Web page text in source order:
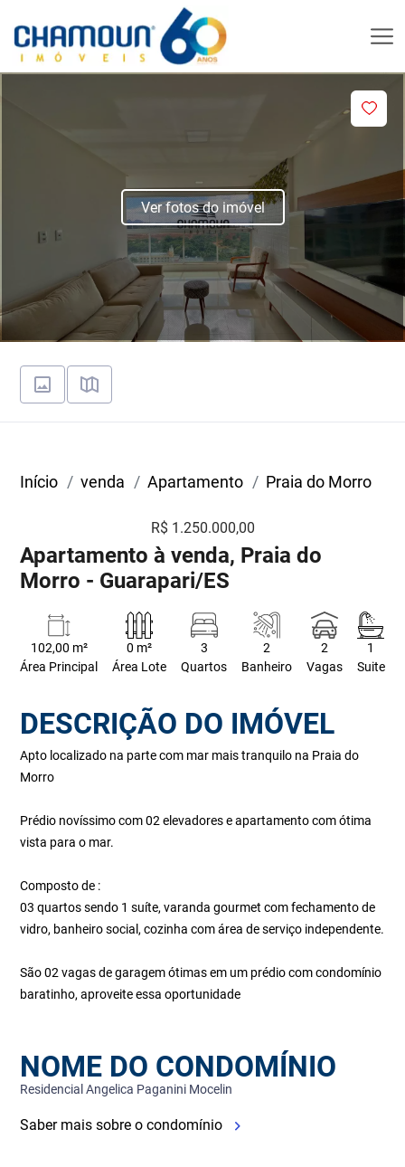
Ver fotos do imóvel
Início venda Apartamento Praia do Morro
R$ 1.250.000,00
Apartamento à venda, Praia do
Morro - Guarapari/ES
102,00 m²
Área Principal
0 m²
Área Lote
3
Quartos
2
Banheiro
2
Vagas
1
Suite
DESCRIÇÃO DO IMÓVEL
Apto localizado na parte com mar mais tranquilo na Praia do
Morro
Prédio novíssimo com 02 elevadores e apartamento com ótima
vista para o mar.
Composto de :
03 quartos sendo 1 suíte, varanda gourmet com fechamento de
vidro, banheiro social, cozinha com área de serviço independente.
São 02 vagas de garagem ótimas em um prédio com condomínio
baratinho, aproveite essa oportunidade
NOME DO CONDOMÍNIO
Residencial Angelica Paganini Mocelin
Saber mais sobre o condomínio